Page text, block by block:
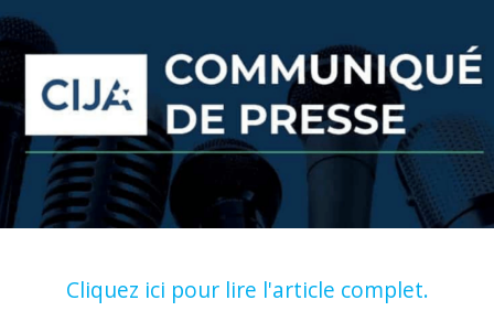
Cliquez ici pour lire l'article complet.